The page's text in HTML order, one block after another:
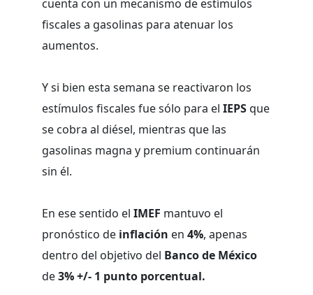
cuenta con un mecanismo de estímulos
fiscales a gasolinas para atenuar los
aumentos.
Y si bien esta semana se reactivaron los
estímulos fiscales fue sólo para el IEPSque
se cobra al diésel, mientras que las
gasolinas magna y premium continuarán
sin él.
En ese sentido el IMEF mantuvo el
pronóstico de inflación en 4%, apenas
dentro del objetivo del Banco de México
de3% +/- 1 punto porcentual.